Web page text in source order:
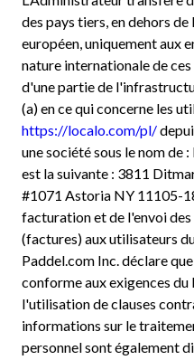
des pays tiers, en dehors
européen, uniquement aux
nature internationale de
d'une partie de
(a) en ce qui concerne les
https://localo.com/pl/
une société sous le nom de
est la suivante : 3811
#1071 Astoria NY 11105-
facturation et de l'envoi
(factures) aux utilisateurs
Paddel.com Inc. déclare
conforme aux exigences
l'utilisation de clauses
informations sur le
personnel sont également